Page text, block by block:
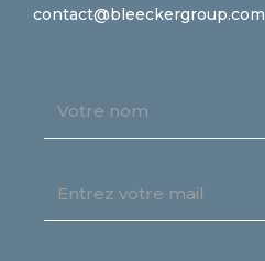
contact@bleeckergroup.com